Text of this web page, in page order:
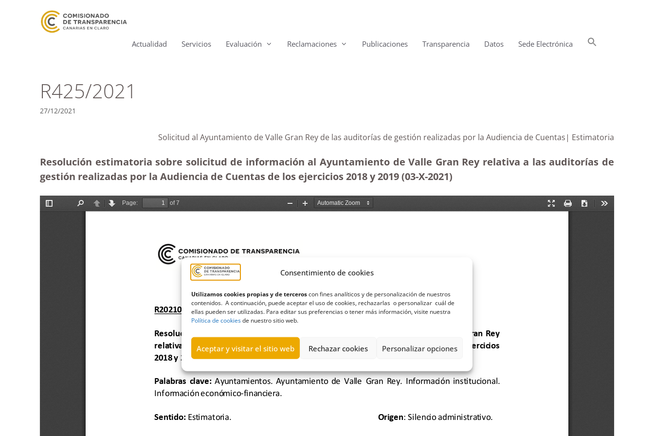
Consentimiento de cookies
Utilizamos cookies propias y de terceroscon fines analíticos y de personalización de nuestros
contenidos. A continuación, puede aceptar el uso de cookies, rechazarlas o personalizar cuál de
ellas pueden ser utilizadas. Para editar sus preferencias o tener más información, visite nuestra
Política de cookiesde nuestro sitio web.
Aceptar y visitar el sitio web Rechazar cookies Personalizar opciones
Actualidad Servicios Evaluación Reclamaciones Publicaciones Transparencia Datos Sede Electrónica
R425/2021
27/12/2021
Solicitud al Ayuntamiento de Valle Gran Rey de las auditorías de gestión realizadas por la Audiencia de Cuentas| Estimatoria
Resolución estimatoria sobre solicitud de información al Ayuntamiento de Valle Gran Rey relativa a las auditorías de
gestión realizadas por la Audiencia de Cuentas de los ejercicios 2018 y 2019 (03-X-2021)